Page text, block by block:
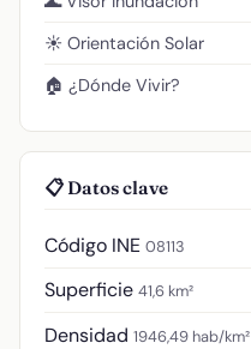
☀️ Orientación Solar
🏠 ¿Dónde Vivir?
📋 Datos clave
Código INE 08113
Superficie 41,6 km²
Densidad 1946,49 hab/km²